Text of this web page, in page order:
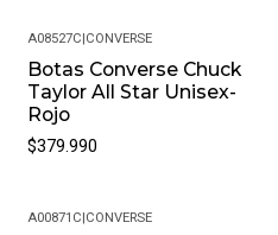
A08527C|CONVERSE
Botas Converse Chuck
Taylor All Star Unisex-
Rojo
$379.990
A00871C|CONVERSE